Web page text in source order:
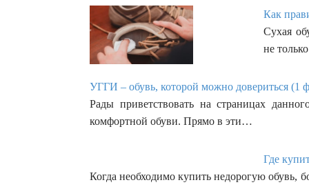
Как
Сухая
не
УГГИ – обувь, которой можно довериться (1
Рады приветствовать на страницах
комфортной обуви. Прямо в эти…
Где
Когда необходимо купить недорогую обувь,